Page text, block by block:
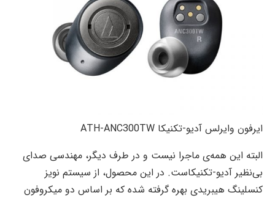
ایرفون وایرلس آدیو-تکنیکا ATH-ANC300TW
البته این همه‌ی ماجرا نیست و در طرف دیگر، مهندسی صدای
بی‌نظیر آدیو-تکنیکاست. در این محصول، از سیستم نویز
کنسلینگ هیبریدی بهره گرفته شده که بر اساس دو میکروفون